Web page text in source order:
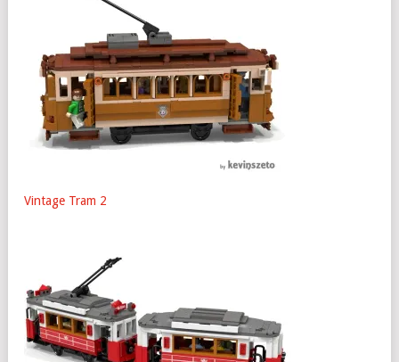
Vintage Tram 2